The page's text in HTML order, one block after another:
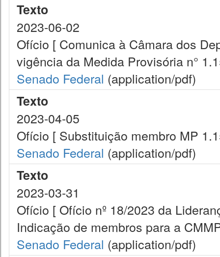
Texto
2023-06-02
Ofício [ Comunica à Câmara dos
vigência da Medida Provisória n°
Senado Federal (application/pdf)
Texto
2023-04-05
Ofício [ Substituição membro MP
Senado Federal (application/pdf)
Texto
2023-03-31
Ofício [ Ofício nº 18/2023 da
Indicação de membros para a
Senado Federal (application/pdf)